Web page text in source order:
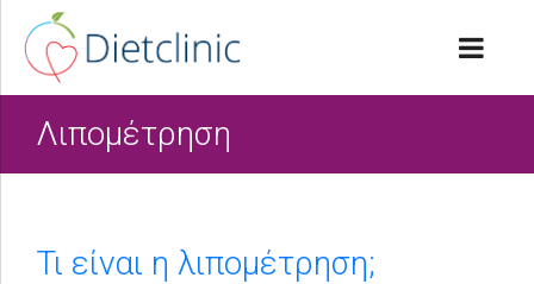
Λιπομέτρηση
Τι είναι η λιπομέτρηση;